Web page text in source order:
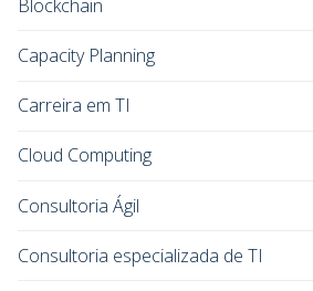
Blockchain
Capacity Planning
Carreira em TI
Cloud Computing
Consultoria Ágil
Consultoria especializada de TI